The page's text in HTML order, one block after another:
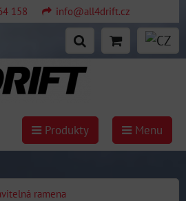
158 info@all4drift.cz
Produkty Menu
ramena